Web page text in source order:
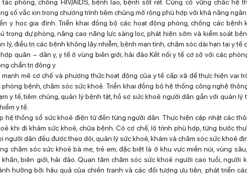
phòng, chống HIV/AIDS, bệnh lao, bệnh sốt rét. Củng cố vững chắc hệ
số vắc xin trong chương trình tiêm chủng mở rộng phù hợp với khả năng ngân
y học gia đình. Triển khai đồng bộ các hoạt động phòng, chống các bệnh
trọng dự phòng, nâng cao năng lực sàng lọc, phát hiện sớm và kiểm soát
lý, điều trị các bệnh không lây nhiễm, bệnh mạn tính, chăm sóc dài hạn tại y tế
quân – dân y, y tế ở vùng biên giới, hải đảo.Kết nối y tế cơ sở với các
chẩn trị đông y.
mẽ cơ chế và phương thức hoạt động của y tế cấp xã để thực hiện vai
phòng bệnh, chăm sóc sức khoẻ. Triển khai đồng bộ hệ thống công nghệ
y tế, tiêm chủng, quản lý bệnh tật, hồ sơ sức khoẻ người dân gắn với quản lý
y tế.
hệ thống sổ sức khoẻ điện tử đến từng người dân. Thực hiện cập nhật các
khi đi khám sức khoẻ, chữa bệnh. Có cơ chế, lộ trình phù hợp, từng bước
người dân đều được theo dõi, quản lý sức khoẻ, khám và chăm sóc sức khoẻ
chăm sóc sức khoẻ bà mẹ, trẻ em, đặc biệt là ở khu vực miền núi, vùng sâu,
biên giới, hải đảo. Quan tâm chăm sóc sức khoẻ người cao tuổi, người
hưởng bởi hậu quả của chiến tranh và các đối tượng ưu tiên; phát triển